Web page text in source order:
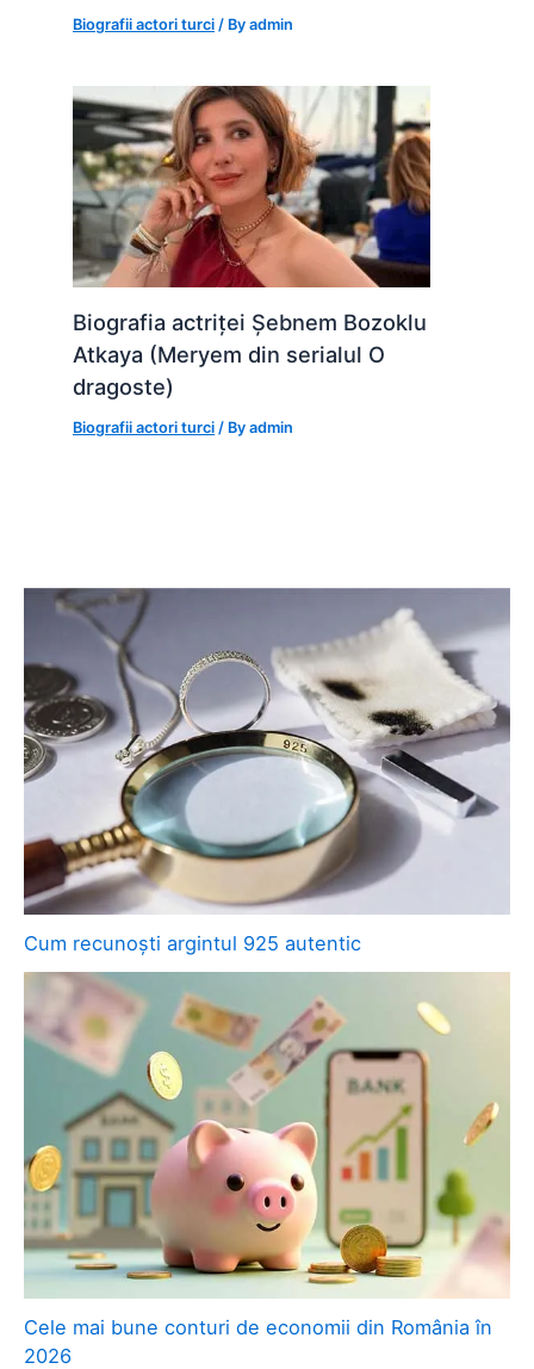
Biografii actori turci / Byadmin
Biografia actriței Șebnem Bozoklu
Atkaya (Meryem din serialul O
dragoste)
Biografii actori turci / Byadmin
Cum recunoști argintul 925 autentic
Cele mai bune conturi de economii din România în
2026